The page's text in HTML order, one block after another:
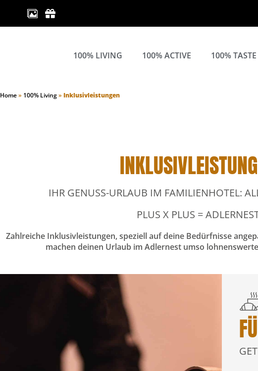
100% LIVING 100% ACTIVE 100% TASTE
Home» 100% Living» Inklusivleistungen
IHR GENUSS-URLAUB IM FAMILIENHOTEL:
PLUS X PLUS =
Zahlreiche Inklusivleistungen, speziell auf deine Bedürfnisse
machen deinen Urlaub im Adlernest umso